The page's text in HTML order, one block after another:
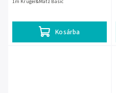
Kosárba
1m Kruger&Matz Basic